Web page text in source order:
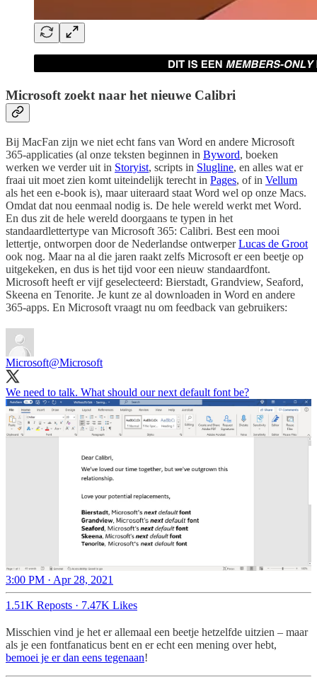
Microsoft zoekt naar het nieuwe Calibri
Bij MacFan zijn we niet echt fans van Word en andere Microsoft
365-applicaties (al onze teksten beginnen in Byword, boeken
werken we verder uit in Storyist, scripts in Slugline, en alles wat er
fraai uit moet zien komt uiteindelijk terecht in Pages, of in Vellum
als het een e-book is), maar uiteraard staat Word wel op onze Macs.
Omdat dat nou eenmaal nodig is. De hele wereld werkt met Word.
En dus zit de hele wereld doorgaans te typen in het
standaardlettertype van Microsoft 365: Calibri. Best een mooi
lettertje, ontworpen door de Nederlandse ontwerperLucas de Groot
ook nog. Maar na al die jaren raakt zelfs Microsoft er een beetje op
uitgekeken, en dus is het tijd voor een nieuw standaardfont.
Microsoft heeft er vijf geselecteerd: Bierstadt, Grandview, Seaford,
Skeena en Tenorite. Je kunt ze al downloaden in Word en andere
365-apps. En Microsoft vraagt nu om feedback van gebruikers:
Microsoft@Microsoft
We need to talk. What should our next default font be?
3:00 PM · Apr 28, 2021
1.51K Reposts · 7.47K Likes
Misschien vind je het er allemaal een beetje hetzelfde uitzien – maar
als je een fontfanaticus bent en er echt een mening over hebt,
bemoei je er dan eens tegenaan!